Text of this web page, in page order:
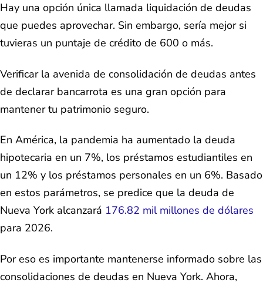
Hay una opción única llamada liquidación de deudas
que puedes aprovechar. Sin embargo, sería mejor si
tuvieras un puntaje de crédito de 600 o más.
Verificar la avenida de consolidación de deudas antes
de declarar bancarrota es una gran opción para
mantener tu patrimonio seguro.
En América, la pandemia ha aumentado la deuda
hipotecaria en un 7%, los préstamos estudiantiles en
un 12% y los préstamos personales en un 6%. Basado
en estos parámetros, se predice que la deuda de
Nueva York alcanzará 176.82 mil millones de dólares
para 2026.
Por eso es importante mantenerse informado sobre las
consolidaciones de deudas en Nueva York. Ahora,